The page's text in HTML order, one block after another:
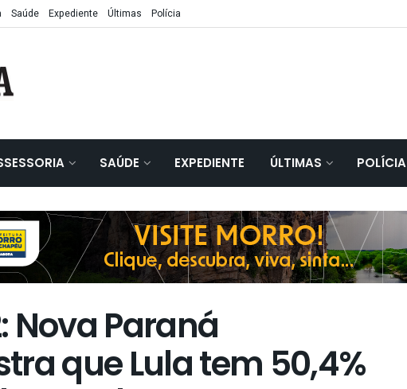
Saúde Expediente Últimas Polícia
SAÚDE EXPEDIENTE ÚLTIMAS POLÍCIA
Nova Paraná
que Lula tem 50,4%